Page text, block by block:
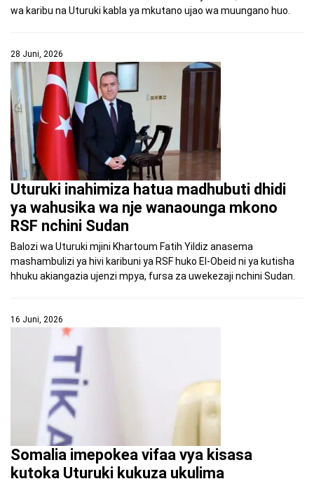
wa karibu na Uturuki kabla ya mkutano ujao wa muungano huo.
28 Juni, 2026
Uturuki inahimiza hatua madhubuti dhidi
ya wahusika wa nje wanaounga mkono
RSF nchini Sudan
Balozi wa Uturuki mjini Khartoum Fatih Yildiz anasema
mashambulizi ya hivi karibuni ya RSF huko El-Obeid ni ya kutisha
hhuku akiangazia ujenzi mpya, fursa za uwekezaji nchini Sudan.
16 Juni, 2026
Somalia imepokea vifaa vya kisasa
kutoka Uturuki kukuza ukulima